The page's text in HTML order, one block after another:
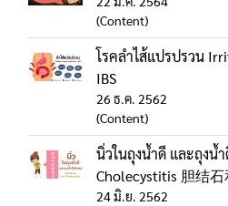
(Content)
โรคลำไส้แปรปรวน
IBS
26 ธ.ค. 2562
(Content)
นิ่วในถุงน้ำดี และถุงน้
Cholecystitis 胆结
24 มิ.ย. 2562